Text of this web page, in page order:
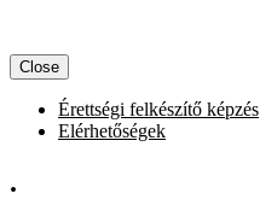
Close
Érettségi felkészítő képzés
Elérhetőségek
.